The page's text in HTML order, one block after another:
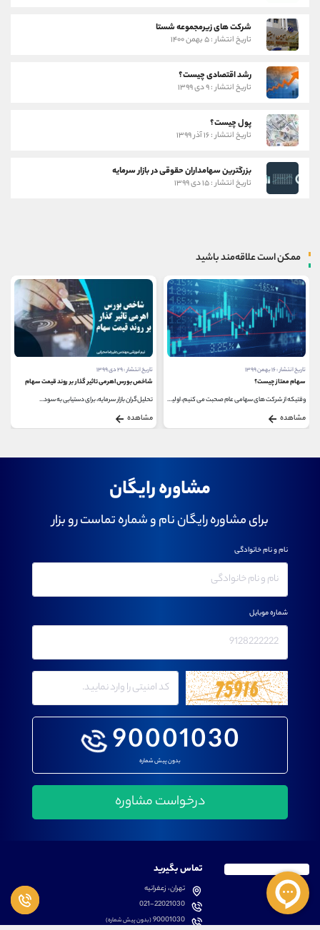
شرکت های زیرمجموعه شستا
تاریخ انتشار : ۵ بهمن ۱۴۰۰
رشد اقتصادی چیست؟
تاریخ انتشار : ۹ دی ۱۳۹۹
پول چیست؟
تاریخ انتشار : ۱۶ آذر ۱۳۹۹
بزرگترین سهامداران حقوقی در بازار سرمایه
تاریخ انتشار : ۱۵ دی ۱۳۹۹
ممکن است علاقه‌مند باشید
تاریخ انتشار : ۱۶ بهمن ۱۳۹۹
سهام ممتاز چیست؟
وقتیکه از شرکت های سهامی عام صحبت می کنیم، اولین...
مشاهده
تاریخ انتشار : ۲۹ دی ۱۳۹۹
شاخص بورس اهرمی تاثیر گذار بر روند قیمت سهام
تحلیل‌گران بازار سرمایه، برای دستیابی به سود...
مشاهده
مشاوره رایگان
برای مشاوره رایگان نام و شماره تماست رو بزار
90001030
بدون پیش شماره
نام و نام خانوادگی
شماره موبایل
تماس بگیرید
تهران، زعفرانیه
021-22021030
90001030(بدون پیش شماره)